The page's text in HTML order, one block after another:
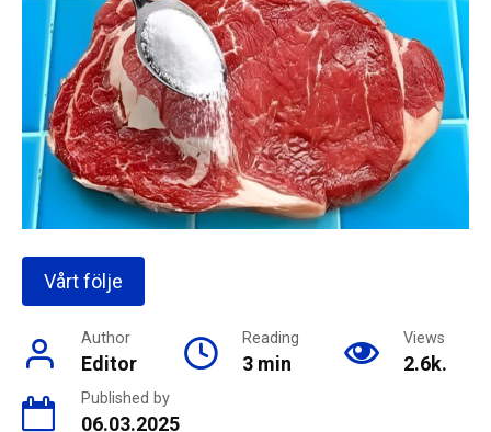
Vårt följe
Author
Editor
Reading
3 min
Views
2.6k.
Published by
06.03.2025